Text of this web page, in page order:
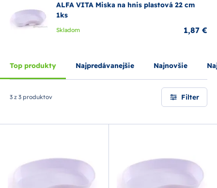
ALFA VITA Miska na hnis plastová 22 cm
1ks
Skladom 1,87 €
Top produkty Najpredávanejšie Najnovšie
3 z 3 produktov Filter